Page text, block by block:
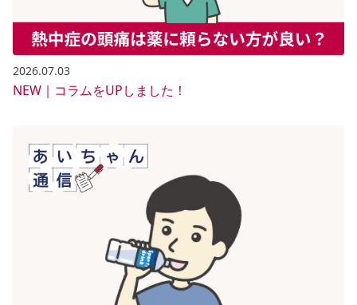
2026.07.03
NEW｜コラムをUPしました！